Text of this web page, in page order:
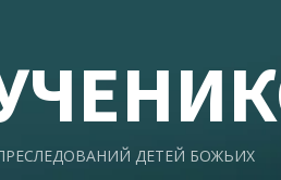
ДЕТЕЙ БОЖЬИХ